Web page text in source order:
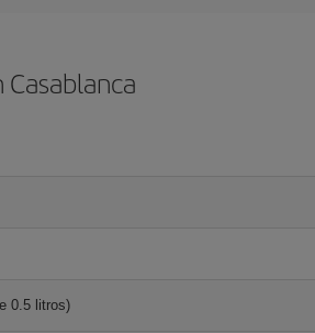
0.5 litros)